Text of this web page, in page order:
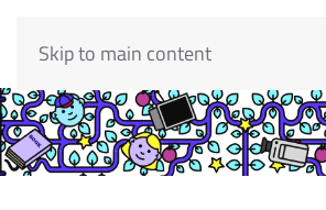
Skip to main content